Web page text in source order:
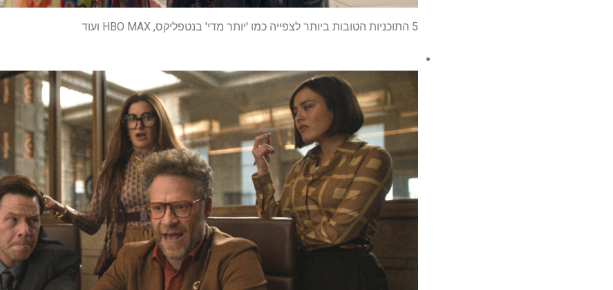
5 התוכניות הטובות ביותר לצפייה כמו 'יותר מדי' בנטפליקס, HBO MAX ועוד